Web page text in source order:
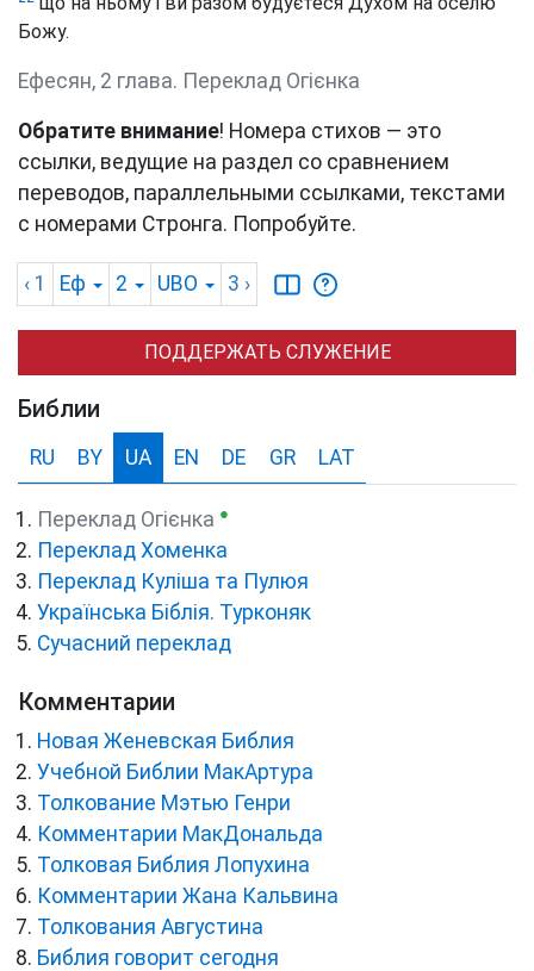
Божу.
Ефесян, 2 глава. Переклад Огієнка
Обратите внимание! Номера стихов — это
ссылки, ведущие на раздел со сравнением
переводов, параллельными ссылками, текстами
с номерами Стронга. Попробуйте.
‹ 1 Еф 2 UBO 3 ›
ПОДДЕРЖАТЬ СЛУЖЕНИЕ
Библии
RU BY UA EN DE GR LAT
Переклад Огієнка ●
Переклад Хоменка
Переклад Куліша та Пулюя
Українська Біблія. Турконяк
Сучасний переклад
Комментарии
Новая Женевская Библия
Учебной Библии МакАртура
Толкование Мэтью Генри
Комментарии МакДональда
Толковая Библия Лопухина
Комментарии Жана Кальвина
Толкования Августина
Библия говорит сегодня